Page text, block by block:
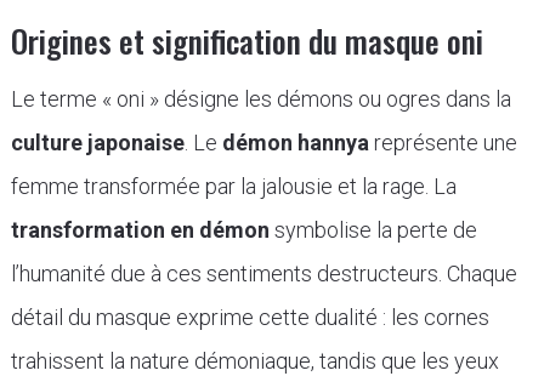
Origines et signification du masque oni
Le terme « oni » désigne les démons ou ogres dans la
culture japonaise. Le démon hannya représente une
femme transformée par la jalousie et la rage. La
transformation en démon symbolise la perte de
l’humanité due à ces sentiments destructeurs. Chaque
détail du masque exprime cette dualité : les cornes
trahissent la nature démoniaque, tandis que les yeux